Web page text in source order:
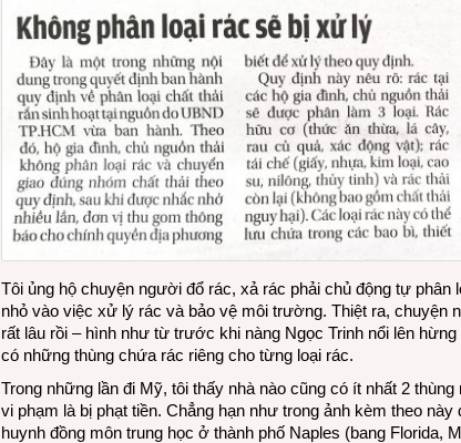
Tôi ủng hộ chuyện người đổ rác, xả rác phải chủ động tự phân
nhỏ vào việc xử lý rác và bảo vệ môi trường. Thiệt ra, chuyện
rất lâu rồi – hình như từ trước khi nàng Ngọc Trinh nổi lên
có những thùng chứa rác riêng cho từng loại rác.
Trong những lần đi Mỹ, tôi thấy nhà nào cũng có ít nhất 2
vi phạm là bị phạt tiền. Chẳng hạn như trong ảnh kèm theo
huynh đồng môn trung học ở thành phố Naples (bang Florida,